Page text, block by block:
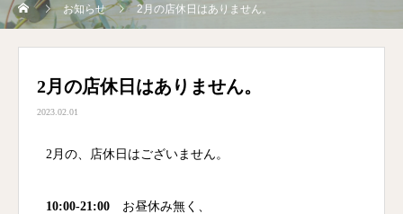
お知らせ 2月の店休日はありません。
2月の店休日はありません。
2023.02.01
2月の、店休日はございません。
10:00-21:00 お昼休み無く、